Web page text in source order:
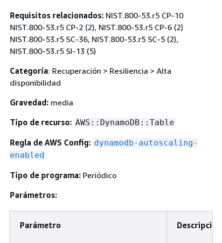
Requisitos relacionados: NIST.800-53.r5 CP-10
NIST.800-53.r5 CP-2 (2), NIST.800-53.r5 CP-6 (2)
NIST.800-53.r5 SC-36, NIST.800-53.r5 SC-5 (2),
NIST.800-53.r5 SI-13 (5)
Categoría: Recuperación > Resiliencia > Alta
disponibilidad
Gravedad: media
Tipo de recurso: AWS::DynamoDB::Table
Regla de AWS Config: dynamodb-autoscaling-
enabled
Tipo de programa: Periódico
Parámetros:
Parámetro Descripción